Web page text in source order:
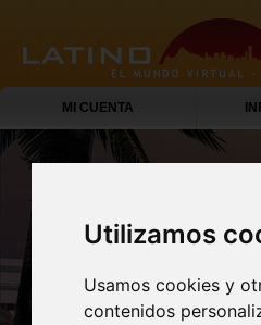
Utilizamos
Usamos cookies y
contenidos
MI CUENTA